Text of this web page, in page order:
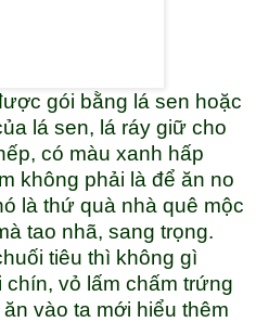
gói bằng lá sen hoặc
lá sen, lá ráy giữ cho
có màu xanh hấp
không phải là để ăn no
là thứ quà nhà quê mộc
tao nhã, sang trọng.
tiêu thì không gì
vỏ lấm chấm trứng
vào ta mới hiểu thêm